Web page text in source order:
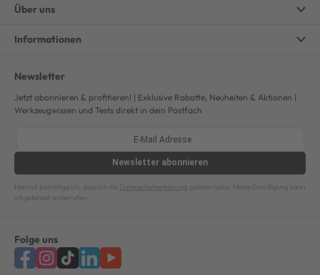
Über uns
Informationen
Newsletter
Jetzt abonnieren & profitieren! | Exklusive Rabatte, Neuheiten & Aktionen |
Werkzeugwissen und Tests direkt in dein Postfach
Newsletter abonnieren
Hiermit bestätige ich, dass ich die Datenschutzerklärung gelesen habe. Meine Einwilligung kann
ich jederzeit widerrufen.
Folge uns